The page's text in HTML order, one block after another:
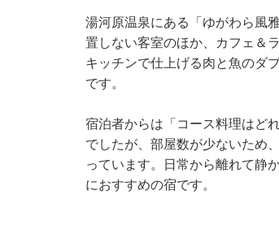
湯河原温泉にある「ゆがわら風
置しない客室のほか、カフェ＆
キッチンで仕上げる肉と魚のダ
です。
宿泊者からは「コース料理はど
でしたが、部屋数が少ないため
っています。日常から離れて静
におすすめの宿です。